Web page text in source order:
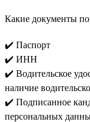
Какие документы
✔️ Паспорт
✔️ ИНН
✔️ Водительское
наличие
✔️ Подписанное
персональных